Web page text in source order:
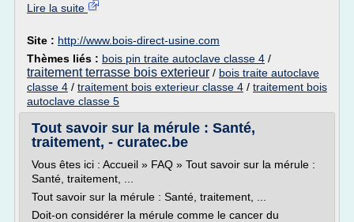
Lire la suite
Site : http://www.bois-direct-usine.com
Thèmes liés : bois pin traite autoclave classe 4 /
traitement terrasse bois exterieur / bois traite autoclave
classe 4 / traitement bois exterieur classe 4 / traitement bois
autoclave classe 5
Tout savoir sur la mérule : Santé,
traitement, - curatec.be
Vous êtes ici : Accueil » FAQ » Tout savoir sur la mérule :
Santé, traitement, ...
Tout savoir sur la mérule : Santé, traitement, ...
Doit-on considérer la mérule comme le cancer du